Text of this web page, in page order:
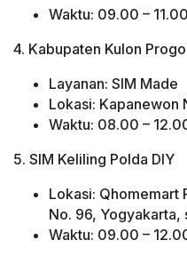
Waktu: 09.00 –
4. Kabupaten Kulon Progo
Layanan: SIM Made
Lokasi: Kapanewon
Waktu: 08.00 –
5. SIM Keliling Polda DIY
Lokasi: Qhomemart
No. 96, Yogyakarta,
Waktu: 09.00 –